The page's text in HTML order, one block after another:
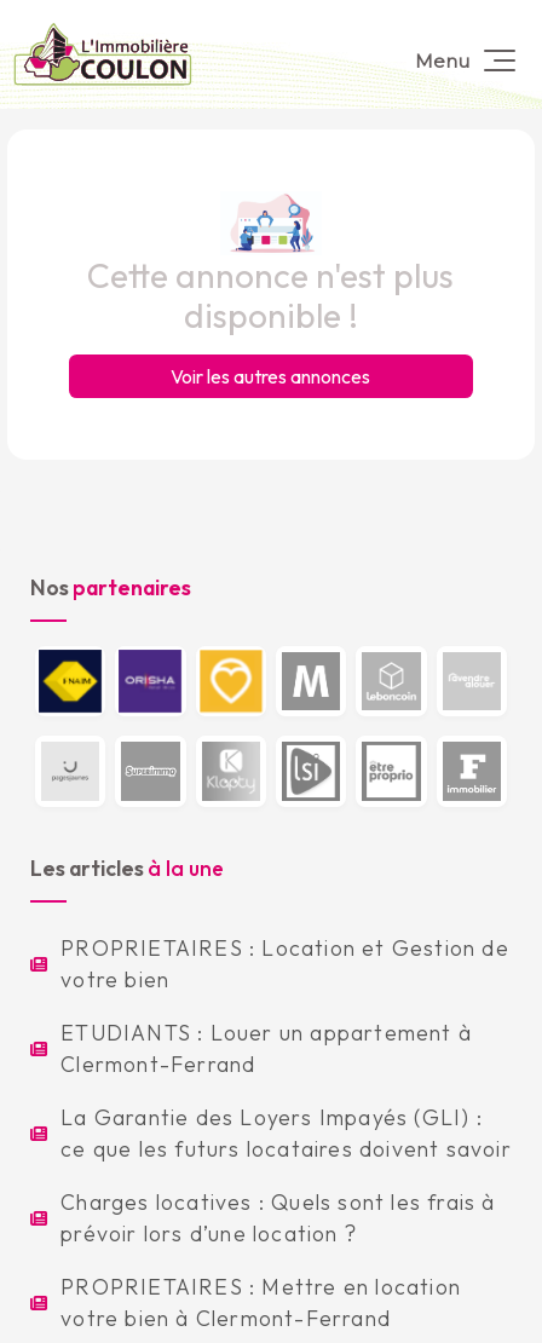
Menu
Cette annonce n'est plus
disponible !
Voir les autres annonces
Nospartenaires
Les articlesà la une
PROPRIETAIRES : Location et Gestion de
votre bien
ETUDIANTS : Louer un appartement à
Clermont-Ferrand
La Garantie des Loyers Impayés (GLI) :
ce que les futurs locataires doivent savoir
Charges locatives : Quels sont les frais à
prévoir lors d’une location ?
PROPRIETAIRES : Mettre en location
votre bien à Clermont-Ferrand